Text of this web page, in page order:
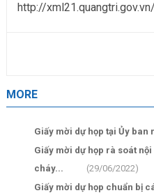
http://
MORE
Giấy mời dự họp tại Ủy ban
Giấy mời dự họp rà soát
cháy...
(29/06/2022)
Giấy mời dự họp chuẩn bị